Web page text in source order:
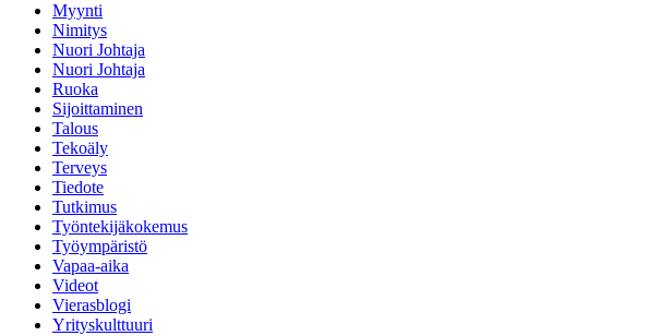
Myynti
Nimitys
Nuori Johtaja
Nuori Johtaja
Ruoka
Sijoittaminen
Talous
Tekoäly
Terveys
Tiedote
Tutkimus
Työntekijäkokemus
Työympäristö
Vapaa-aika
Videot
Vierasblogi
Yrityskulttuuri